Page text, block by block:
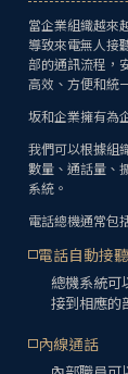
當企業組織越來
導致來電無人接
部的通訊流程，
高效、方便和統
坂和企業擁有為
我們可以根據組
數量、通話量、
系統。
電話總機通常包
電話自動接
總機系統可
接到相應的
內線通話